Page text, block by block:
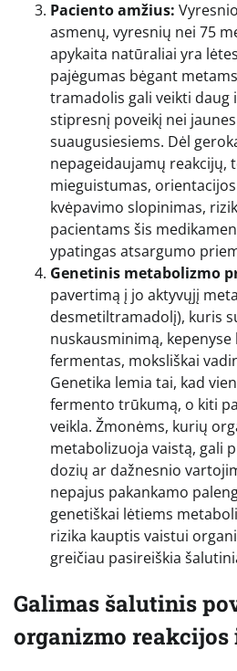
Paciento amžius:
asmenų, vyresnių nei 75
apykaita natūraliai yra
pajėgumas bėgant
tramadolis gali veikti daug
stipresnį poveikį nei
suaugusiesiems. Dėl
nepageidaujamų reakcijų,
mieguistumas,
kvėpavimo slopinimas,
pacientams šis
ypatingas atsargumo
Genetinis metabolizmo
pavertimą į jo aktyvųjį
desmetiltramadolį), kuris
nuskausminimą, kepenyse
fermentas, moksliškai
Genetika lemia tai, kad
fermento trūkumą, o kiti
veikla. Žmonėms, kurių
metabolizuoja vaistą, gali
dozių ar dažnesnio
nepajus pakankamo
genetiškai lėtiems
rizika kauptis vaistui
greičiau pasireiškia
Galimas šalutinis
organizmo reakcijos